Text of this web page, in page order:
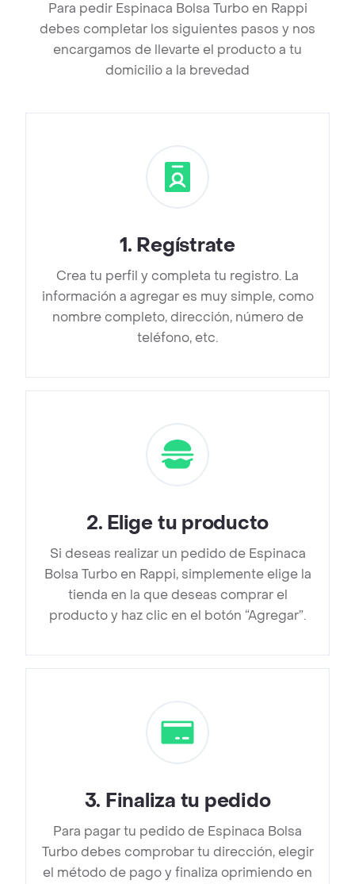
Para pedir Espinaca Bolsa Turbo en Rappi
debes completar los siguientes pasos y nos
encargamos de llevarte el producto a tu
domicilio a la brevedad
1. Regístrate
Crea tu perfil y completa tu registro. La
información a agregar es muy simple, como
nombre completo, dirección, número de
teléfono, etc.
2. Elige tu producto
Si deseas realizar un pedido de Espinaca
Bolsa Turbo en Rappi, simplemente elige la
tienda en la que deseas comprar el
producto y haz clic en el botón “Agregar”.
3. Finaliza tu pedido
Para pagar tu pedido de Espinaca Bolsa
Turbo debes comprobar tu dirección, elegir
el método de pago y finaliza oprimiendo en